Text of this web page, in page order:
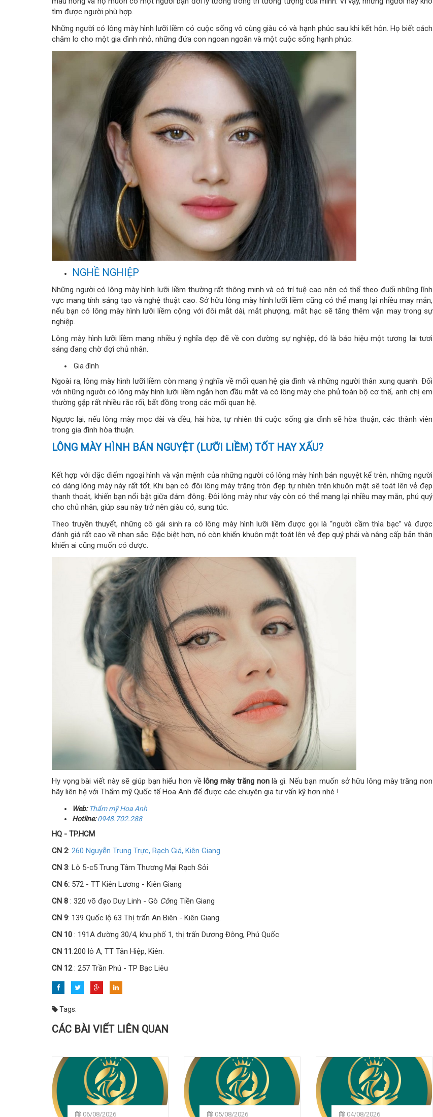
tìm được người phù hợp.
Những người có lông mày hình lưỡi liềm có cuộc sống vô cùng giàu có và hạnh phúc sau khi kết hôn. Họ biết cách
chăm lo cho một gia đình nhỏ, những đứa con ngoan ngoãn và một cuộc sống hạnh phúc.
NGHỀ NGHIỆP
Những người có lông mày hình lưỡi liềm thường rất thông minh và có trí tuệ cao nên có thể theo đuổi những lĩnh
vực mang tính sáng tạo và nghệ thuật cao. Sở hữu lông mày hình lưỡi liềm cũng có thể mang lại nhiều may mắn,
nếu bạn có lông mày hình lưỡi liềm cộng với đôi mắt dài, mắt phượng, mắt hạc sẽ tăng thêm vận may trong sự
nghiệp.
Lông mày hình lưỡi liềm mang nhiều ý nghĩa đẹp đẽ về con đường sự nghiệp, đó là báo hiệu một tương lai tươi
sáng đang chờ đợi chủ nhân.
Gia đình
Ngoài ra, lông mày hình lưỡi liềm còn mang ý nghĩa về mối quan hệ gia đình và những người thân xung quanh. Đối
với những người có lông mày hình lưỡi liềm ngắn hơn đầu mắt và có lông mày che phủ toàn bộ cơ thể, anh chị em
thường gặp rất nhiều rắc rối, bất đồng trong các mối quan hệ.
Ngược lại, nếu lông mày mọc dài và đều, hài hòa, tự nhiên thì cuộc sống gia đình sẽ hòa thuận, các thành viên
trong gia đình hòa thuận.
LÔNG MÀY HÌNH BÁN NGUYỆT (LƯỠI LIỀM) TỐT HAY XẤU?
Kết hợp với đặc điểm ngoại hình và vận mệnh của những người có lông mày hình bán nguyệt kể trên, những người
có dáng lông mày này rất tốt. Khi bạn có đôi lông mày trăng tròn đẹp tự nhiên trên khuôn mặt sẽ toát lên vẻ đẹp
thanh thoát, khiến bạn nổi bật giữa đám đông. Đôi lông mày như vậy còn có thể mang lại nhiều may mắn, phú quý
cho chủ nhân, giúp sau này trở nên giàu có, sung túc.
Theo truyền thuyết, những cô gái sinh ra có lông mày hình lưỡi liềm được gọi là “người cầm thìa bạc” và được
đánh giá rất cao về nhan sắc. Đặc biệt hơn, nó còn khiến khuôn mặt toát lên vẻ đẹp quý phái và nâng cấp bản thân
khiến ai cũng muốn có được.
Hy vọng bài viết này sẽ giúp bạn hiểu hơn về lông mày trăng nonlà gì. Nếu bạn muốn sở hữu lông mày trăng non
hãy liên hệ với Thẩm mỹ Quốc tế Hoa Anh để được các chuyên gia tư vấn kỹ hơn nhé !
Web:ThẩmmỹHoa Anh
Hotline: 0948.702.288
HQ - TP.HCM
CN 2: 260 Nguyễn Trung Trực, Rạch Giá, Kiên Giang
CN 3: Lô 5-c5 Trung Tâm Thương Mại Rạch Sỏi
CN 6: 572 - TT Kiên Lương - Kiên Giang
CN 8 : 320 võ đạo Duy Linh - Gò Công Tiền Giang
CN 9: 139 Quốc lộ 63 Thị trấn An Biên - Kiên Giang.
CN 10 : 191A đường 30/4, khu phố 1, thị trấn Dương Đông, Phú Quốc
CN 11:200 lô A, TT Tân Hiệp, Kiên.
CN 12: 257 Trần Phú - TP Bạc Liêu
Tags:
CÁC BÀI VIẾT LIÊN QUAN
06/08/2026 05/08/2026 04/08/2026